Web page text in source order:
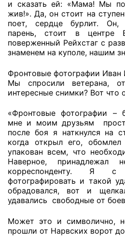
и сказать ей: «Мама! Мы
жив!». Да, он стоит на
поет, сердце бурлит. Он,
парень, стоит в центре
поверженный Рейхстаг с
знаменем на куполе, нашим
Фронтовые фотографии Иван
Мы спросили ветерана,
интересные снимки? Вот что
«Фронтовые фотографии –
мне и моим друзьям
после боя я наткнулся на
когда открыл его,
упакован всем, что
Наверное, принадлежал
корреспонденту. Я
фотографировать и такой
обрадовался, вот и
удавались свободные от
Может это и символично,
прошли от Нарвских ворот